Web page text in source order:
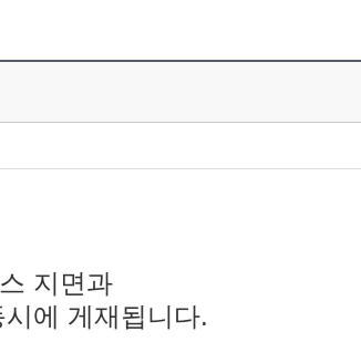
지면과
에 게재됩니다.